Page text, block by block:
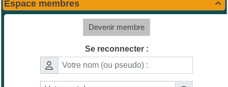

Espace membres
Devenir membre
Se reconnecter :